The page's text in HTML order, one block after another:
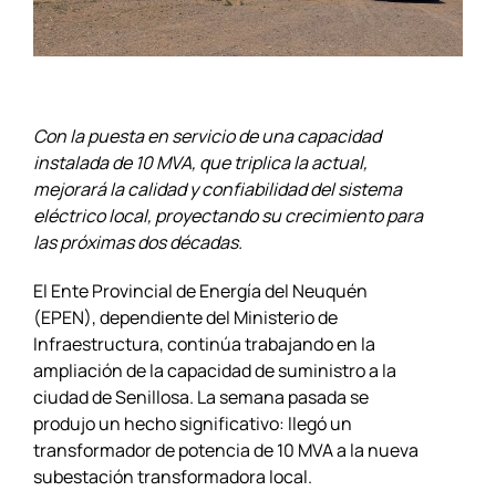
Con la puesta en servicio de una capacidad
instalada de 10 MVA, que triplica la actual,
mejorará la calidad y confiabilidad del sistema
eléctrico local, proyectando su crecimiento para
las próximas dos décadas.
El Ente Provincial de Energía del Neuquén
(EPEN), dependiente del Ministerio de
Infraestructura, continúa trabajando en la
ampliación de la capacidad de suministro a la
ciudad de Senillosa. La semana pasada se
produjo un hecho significativo: llegó un
transformador de potencia de 10 MVA a la nueva
subestación transformadora local.